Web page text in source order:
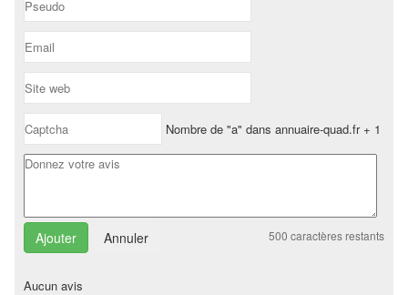
Nombre de "a" dans annuaire-quad.fr + 1
Annuler 500 caractères restants
Aucun avis